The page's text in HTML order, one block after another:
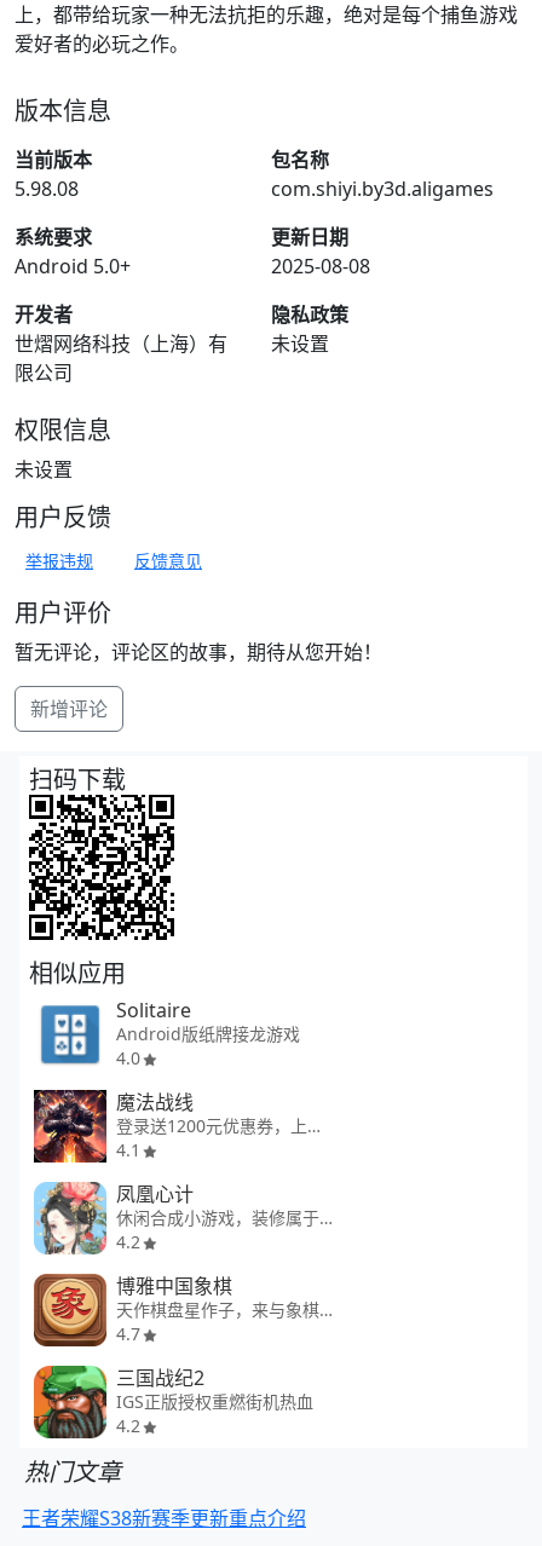
上，都带给玩家一种无法抗拒的乐趣，绝对是每个捕鱼游戏
爱好者的必玩之作。
版本信息
当前版本
5.98.08
包名称
com.shiyi.by3d.aligames
系统要求
Android 5.0+
更新日期
2025-08-08
开发者
世熠网络科技（上海）有
限公司
隐私政策
未设置
权限信息
未设置
用户反馈
举报违规 反馈意见
用户评价
暂无评论，评论区的故事，期待从您开始！
新增评论
扫码下载
相似应用
Solitaire
Android版纸牌接龙游戏
4.0
魔法战线
登录送1200元优惠券，上线送雅典娜
4.1
凤凰心计
休闲合成小游戏，装修属于你的宫殿。
4.2
博雅中国象棋
天作棋盘星作子，来与象棋大师一决高下
4.7
三国战纪2
IGS正版授权重燃街机热血
4.2
热门文章
王者荣耀S38新赛季更新重点介绍